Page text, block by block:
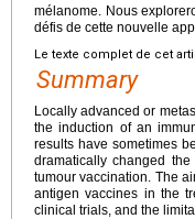
mélanome. Nous
défis de cette nouvelle
Le texte complet de cet
Summary
Locally advanced or
the induction of an
results have sometimes
dramatically changed
tumour vaccination. The
antigen vaccines in the
clinical trials, and the